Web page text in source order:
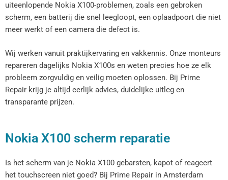
uiteenlopende Nokia X100-problemen, zoals een gebroken
scherm, een batterij die snel leegloopt, een oplaadpoort die niet
meer werkt of een camera die defect is.
Wij werken vanuit praktijkervaring en vakkennis. Onze monteurs
repareren dagelijks Nokia X100s en weten precies hoe ze elk
probleem zorgvuldig en veilig moeten oplossen. Bij Prime
Repair krijg je altijd eerlijk advies, duidelijke uitleg en
transparante prijzen.
Nokia X100 scherm reparatie
Is het scherm van je Nokia X100 gebarsten, kapot of reageert
het touchscreen niet goed? Bij Prime Repair in Amsterdam